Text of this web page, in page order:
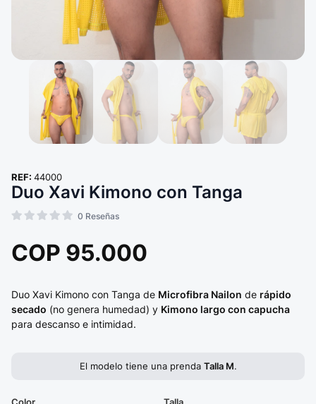
REF: 44000
Duo Xavi Kimono con Tanga
0 Reseñas
COP 95.000
Duo Xavi Kimono con Tanga de Microfibra Nailon de rápido
secado (no genera humedad) y Kimono largo con capucha
para descanso e intimidad.
El modelo tiene una prenda Talla M.